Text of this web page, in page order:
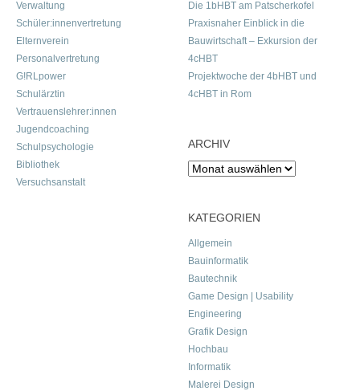
Verwaltung
Schüler:innenvertretung
Elternverein
Personalvertretung
G!RLpower
Schulärztin
Vertrauenslehrer:innen
Jugendcoaching
Schulpsychologie
Bibliothek
Versuchsanstalt
Die 1bHBT am Patscherkofel
Praxisnaher Einblick in die
Bauwirtschaft – Exkursion der
4cHBT
Projektwoche der 4bHBT und
4cHBT in Rom
ARCHIV
Archiv
KATEGORIEN
Allgemein
Bauinformatik
Bautechnik
Game Design | Usability
Engineering
Grafik Design
Hochbau
Informatik
Malerei Design